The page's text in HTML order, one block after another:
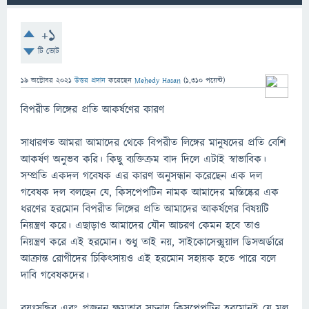
+1
টি ভোট
19 অক্টোবর 2021 উত্তর প্রদান করেছেন Mehedy Hasan (1,310 পয়েন্ট)
বিপরীত লিঙ্গের প্রতি আকর্ষণের কারণ
সাধারণত আমরা আমাদের থেকে বিপরীত লিঙ্গের মানুষদের প্রতি বেশি
আকর্ষণ অনুভব করি। কিছু ব্যক্তিক্রম বাদ দিলে এটাই স্বাভাবিক।
সম্প্রতি একদল গবেষক এর কারণ অনুসন্ধান করেছেন এক দল
গবেষক দল বলছেন যে, কিসপেপটিন নামক আমাদের মস্তিষ্কের এক
ধরণের হরমোন বিপরীত লিঙ্গের প্রতি আমাদের আকর্ষণের বিষয়টি
নিয়ন্ত্রণ করে। এছাড়াও আমাদের যৌন আচরণ কেমন হবে তাও
নিয়ন্ত্রণ করে এই হরমোন। শুধু তাই নয়, সাইকোসেক্সুয়াল ডিসঅর্ডারে
আক্রান্ত রোগীদের চিকিৎসায়ও এই হরমোন সহায়ক হতে পারে বলে
দাবি গবেষকদের।